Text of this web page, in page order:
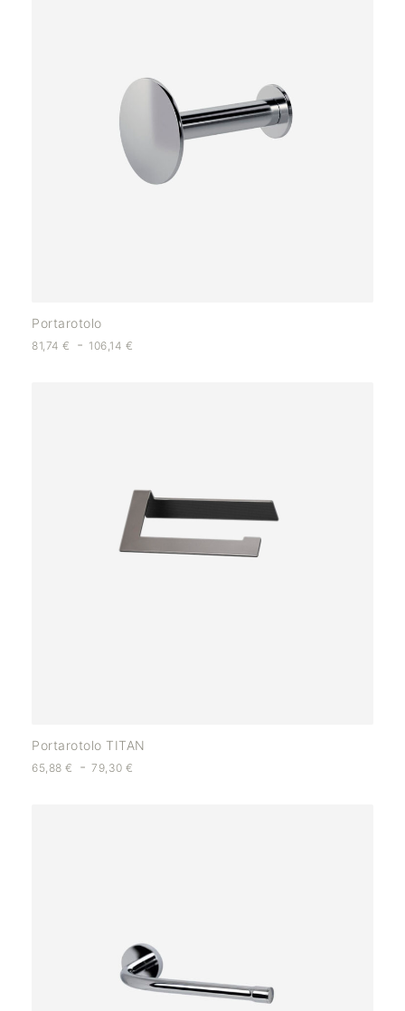
Portarotolo
81,74 € - 106,14 €
Portarotolo TITAN
65,88 € - 79,30€